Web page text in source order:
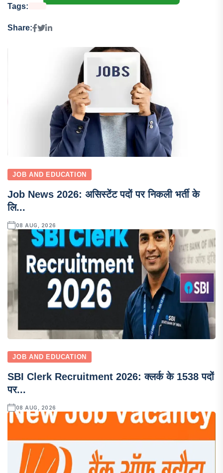
Tags:
Share:
JOB AND EDUCATION
Job News 2026: असिस्टेंट पदों पर निकली भर्ती के
लि...
08 AUG, 2026
JOB AND EDUCATION
SBI Clerk Recruitment 2026: क्लर्क के 1538 पदों
पर...
08 AUG, 2026